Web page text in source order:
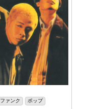
ファンク ポップ